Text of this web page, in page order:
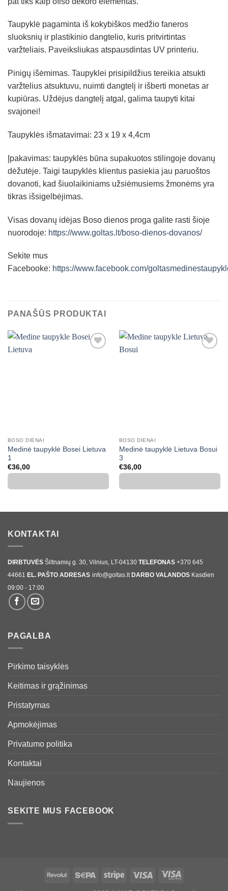
Taupyklė pagaminta iš kokybiškos medžio faneros
sluoksnių ir plastikinio dangtelio, kuris pritvirtintas
varžteliais. Paveiksliukas atspausdintas UV printeriu.
Pinigų išėmimas. Taupyklei prisipildžius tereikia atsukti
varžtelius atsuktuvu, nuimti dangtelį ir išberti monetas ar
kupiūras. Uždėjus dangtelį atgal, galima taupyti kitai
svajonei!
Taupyklės išmatavimai: 23 x 19 x 4,4cm
Įpakavimas: taupyklės būna supakuotos stilingoje dovanų
dėžutėje. Taigi taupyklės klientus pasiekia jau paruoštos
dovanoti, kad šiuolaikiniams užsiėmusiems žmonėms yra
tikras išsigelbėjimas.
Visas dovanų idėjas Boso dienos proga galite rasti šioje
nuorodoje: https://www.goltas.lt/boso-dienos-dovanos/
Sekite mus
Facebooke: https://www.facebook.com/
PANAŠŪS PRODUKTAI
BOSO DIENAI
Medinė taupyklė Bosei Lietuva
1
€36,00
BOSO DIENAI
Medinė taupyklė Lietuva Bosui
3
€36,00
KONTAKTAI
DIRBTUVĖS Šiltnamių g. 30, Vilnius, LT-04130 TELEFONAS +370 645
44661 EL. PAŠTO ADRESAS info@goltas.lt DARBO VALANDOS Kasdien
09:00 - 17:00
PAGALBA
Pirkimo taisyklės
Keitimas ir grąžinimas
Pristatymas
Apmokėjimas
Privatumo politika
Kontaktai
Naujienos
SEKITE MUS FACEBOOK